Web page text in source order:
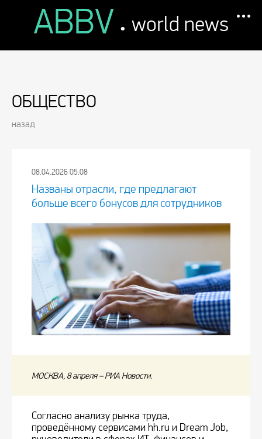
ABBV . world news
ОБЩЕСТВО
назад
08.04.2026 05:08
Названы отрасли, где предлагают
больше всего бонусов для сотрудников
МОСКВА, 8 апреля – РИА Новости.
Согласно анализу рынка труда,
проведённому сервисами hh.ru и Dream Job,